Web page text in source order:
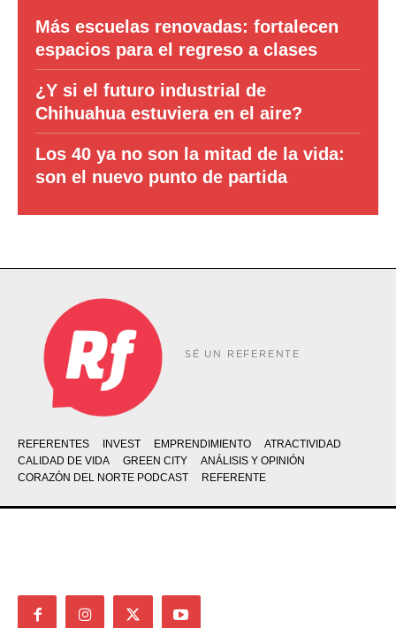
Más escuelas renovadas: fortalecen
espacios para el regreso a clases
¿Y si el futuro industrial de
Chihuahua estuviera en el aire?
Los 40 ya no son la mitad de la vida:
son el nuevo punto de partida
SÉ UN REFERENTE
REFERENTES INVEST EMPRENDIMIENTO
ATRACTIVIDAD
CALIDAD DE VIDA
GREEN CITY
ANÁLISIS Y OPINIÓN
CORAZÓN DEL NORTE PODCAST
REFERENTE